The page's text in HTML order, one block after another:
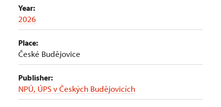
Year:
2026
Place:
České Budějovice
Publisher:
NPÚ, ÚPS v Českých Budějovicích